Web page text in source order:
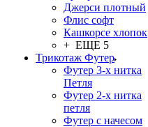
Джерси плотный
Флис софт
Кашкорсе хлопок
+ ЕЩЕ 5
Трикотаж Футер
Футер 3-х нитка
Петля
Футер 2-х нитка
петля
Футер с начесом